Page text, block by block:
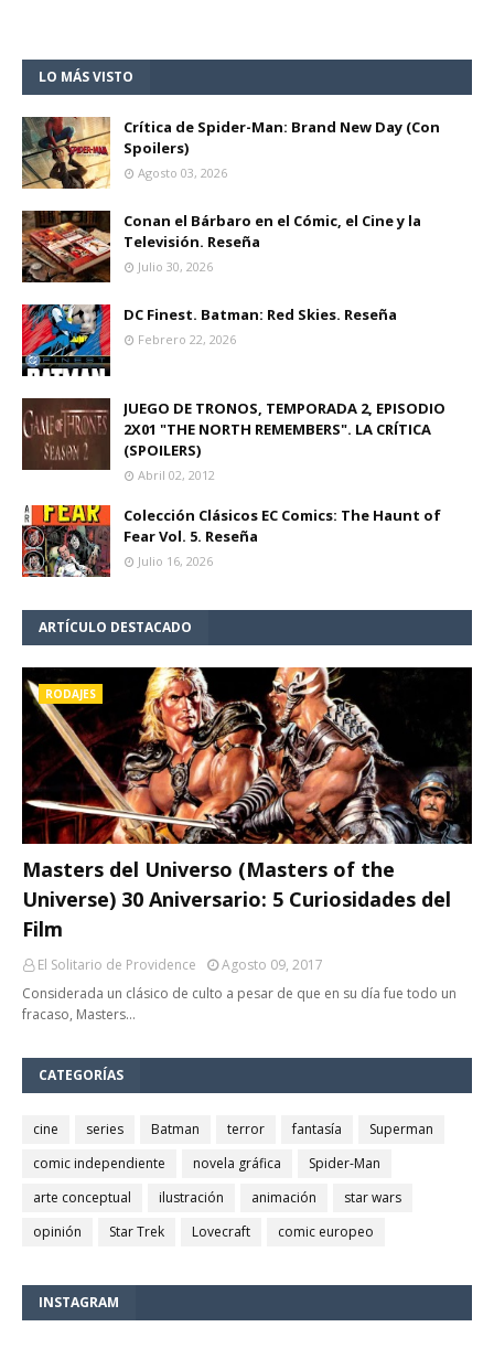
LO MÁS VISTO
Crítica de Spider-Man: Brand New Day (Con
Spoilers)
Agosto 03, 2026
Conan el Bárbaro en el Cómic, el Cine y la
Televisión. Reseña
Julio 30, 2026
DC Finest. Batman: Red Skies. Reseña
Febrero 22, 2026
JUEGO DE TRONOS, TEMPORADA 2, EPISODIO
2X01 "THE NORTH REMEMBERS". LA CRÍTICA
(SPOILERS)
Abril 02, 2012
Colección Clásicos EC Comics: The Haunt of
Fear Vol. 5. Reseña
Julio 16, 2026
ARTÍCULO DESTACADO
RODAJES
Masters del Universo (Masters of the
Universe) 30 Aniversario: 5 Curiosidades del
Film
El Solitario de Providence
Agosto 09, 2017
Considerada un clásico de culto a pesar de que en su día fue todo un
fracaso, Masters…
CATEGORÍAS
cine series Batman terror fantasía
Superman
comic independiente
novela gráfica
Spider-Man
arte conceptual
ilustración animación
star wars
opinión
Star Trek Lovecraft comic europeo
INSTAGRAM